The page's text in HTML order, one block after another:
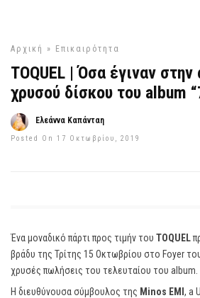
Αρχική » Επικαιρότητα
TOQUEL | Όσα έγιναν
χρυσού δίσκου του album
Ελεάννα Καπάνταη
Posted On 17 Οκτωβρίου, 2019
Ένα μοναδικό πάρτι προς τιμήν του TOQUEL
βράδυ της Τρίτης 15 Οκτωβρίου στο Foyer
χρυσές πωλήσεις του τελευταίου του album.
Η διευθύνουσα σύμβουλος της Minos EMI , a